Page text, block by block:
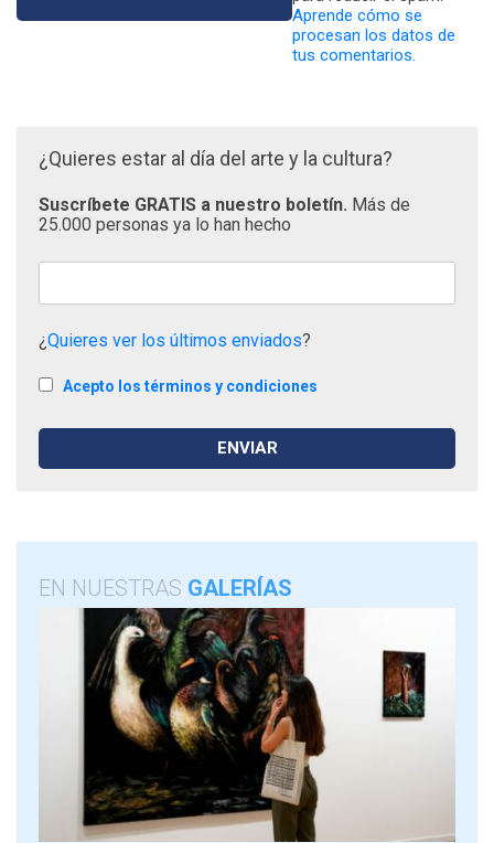
Aprende cómo se
procesan los datos de
tus comentarios.
¿Quieres estar al día del arte y la cultura?
Suscríbete GRATIS a nuestro boletín. Más de
25.000 personas ya lo han hecho
¿Quieres ver los últimos enviados?
Acepto los términos y condiciones
EN NUESTRAS GALERÍAS